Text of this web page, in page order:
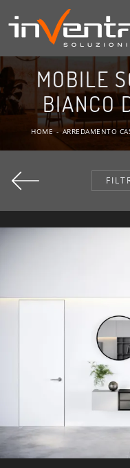
MOBILE
BIANCO
HOME - ARREDAMENTO